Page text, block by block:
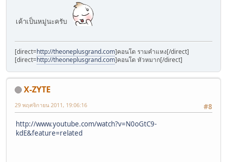
เค้าเป็นหมู่นะครับ
[direct=http://theoneplusgrand.com]คอนโด รามคำแหง[/direct]
[direct=http://theoneplusgrand.com]คอนโด หัวหมาก[/direct]
X-ZYTE
#8
29 พฤศจิกายน 2011, 19:06:16
http://www.youtube.com/watch?v=N0oGtC9-
kdE&feature=related